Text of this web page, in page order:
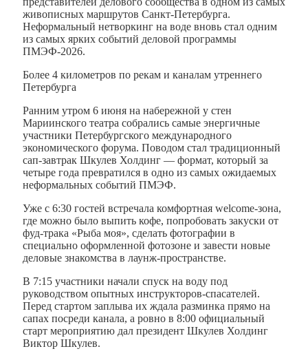
живописных маршрутов Санкт-Петербурга.
Неформальный нетворкинг на воде вновь стал одним
из самых ярких событий деловой программы
ПМЭФ-2026.
Более 4 километров по рекам и каналам утреннего
Петербурга
Ранним утром 6 июня на набережной у стен
Мариинского театра собрались самые энергичные
участники Петербургского международного
экономического форума. Поводом стал традиционный
сап-завтрак Шкулев Холдинг — формат, который за
четыре года превратился в одно из самых ожидаемых
неформальных событий ПМЭФ.
Уже с 6:30 гостей встречала комфортная welcome-зона,
где можно было выпить кофе, попробовать закуски от
фуд-трака «Рыба моя», сделать фотографии в
специально оформленной фотозоне и завести новые
деловые знакомства в лаунж-пространстве.
В 7:15 участники начали спуск на воду под
руководством опытных инструкторов-спасателей.
Перед стартом заплыва их ждала разминка прямо на
сапах посреди канала, а ровно в 8:00 официальный
старт мероприятию дал президент Шкулев Холдинг
Виктор Шкулев.